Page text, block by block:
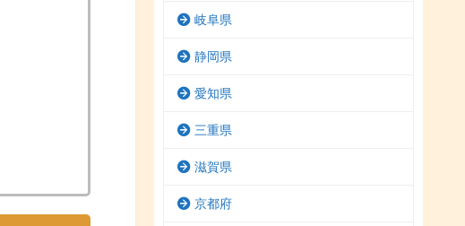
岐阜県
静岡県
愛知県
三重県
滋賀県
京都府